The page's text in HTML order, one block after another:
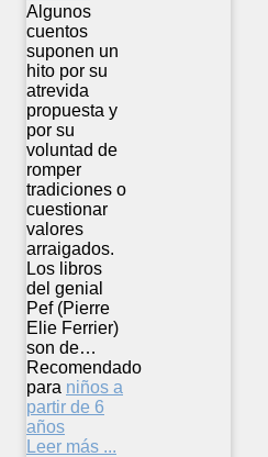
Algunos
cuentos
suponen un
hito por su
atrevida
propuesta y
por su
voluntad de
romper
tradiciones o
cuestionar
valores
arraigados.
Los libros
del genial
Pef (Pierre
Elie Ferrier)
son de…
Recomendado
para niños a
partir de 6
años
Leer más ...